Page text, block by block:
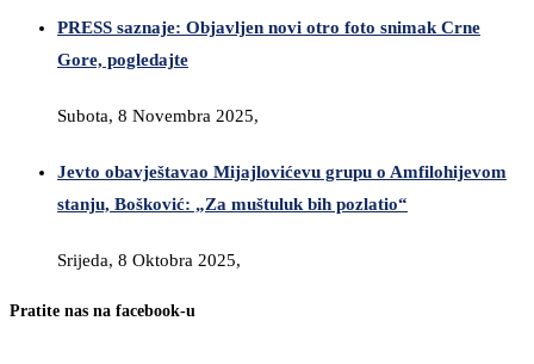
PRESS saznaje: Objavljen novi otro foto snimak Crne
Gore, pogledajte
Subota, 8 Novembra 2025,
Jevto obavještavao Mijajlovićevu grupu o Amfilohijevom
stanju, Bošković: „Za muštuluk bih pozlatio“
Srijeda, 8 Oktobra 2025,
Pratite nas na facebook-u